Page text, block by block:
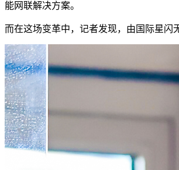
能网联解决方案。
而在这场变革中，记者发现，由国际星闪